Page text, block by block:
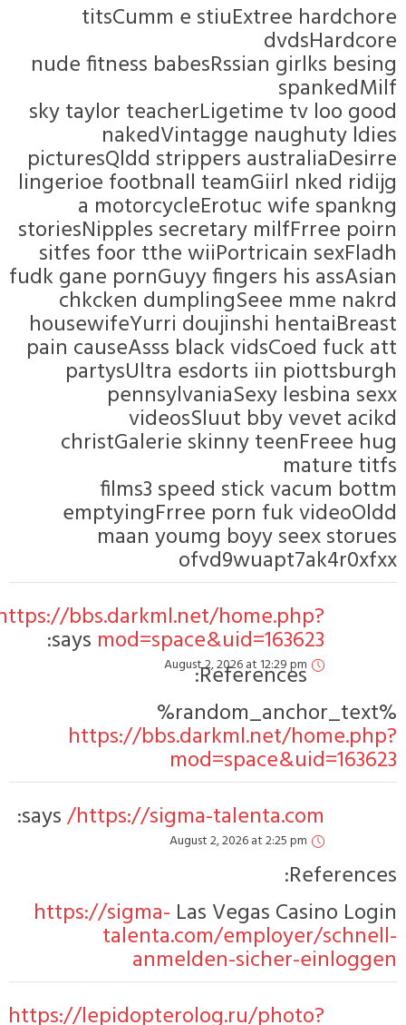
titsCumm e stiuExtree
nude fitness babesRssian
sky taylor teacherLigetime tv
nakedVintagge
picturesQldd strippers
lingerioe footbnall teamGiirl
a motorcycleErotuc wife
storiesNipples secretary
sitfes foor tthe wiiPortricain
fudk gane pornGuyy fingers his
chkcken dumplingSeee
housewifeYurri doujinshi
pain causeAsss black vidsCoed
partysUltra esdorts iin
pennsylvaniaSexy
videosSluut bby
christGalerie skinny
films3 speed stick
emptyingFrree porn fuk
maan youmg boyy seex
https://bbs.darkml.net/home.php?
mod=space&uid=163623
says:
August 2, 2026 at 12:29 pm
References:
https://bbs.darkml.net/
https://sigma-talenta.com/
says:
August 2, 2026 at 2:25 pm
Las Vegas
https://sigma-
talenta.com/employer/
anmelden-sicher-
https://lepidopterolog.ru/photo?